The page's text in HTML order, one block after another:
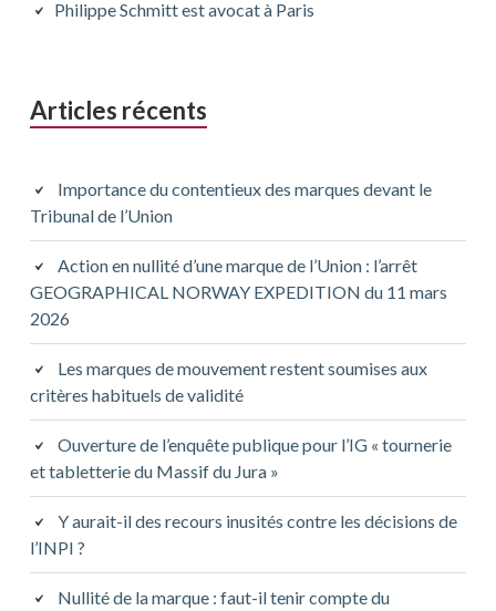
principale
Philippe Schmitt est avocat à Paris
Articles récents
Importance du contentieux des marques devant le
Tribunal de l’Union
Action en nullité d’une marque de l’Union : l’arrêt
GEOGRAPHICAL NORWAY EXPEDITION du 11 mars
2026
Les marques de mouvement restent soumises aux
critères habituels de validité
Ouverture de l’enquête publique pour l’IG « tournerie
et tabletterie du Massif du Jura »
Y aurait-il des recours inusités contre les décisions de
l’INPI ?
Nullité de la marque : faut-il tenir compte du